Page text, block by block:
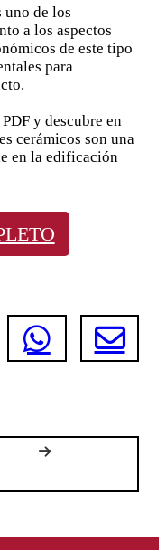
uno de los
a los aspectos
de este tipo
para
y descubre en
cerámicos son una
en la edificación